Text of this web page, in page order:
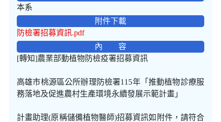
本系
附件下載
防檢署招募資訊.pdf
內 容
[轉知]農業部動植物防檢疫署招募資訊
高雄市桃源區公所辦理防檢署115年「推動植物診療服
務落地及促進農村生產環境永續發展示範計畫」
計畫助理(原稱儲備植物醫師)招募資訊如附件，請符合